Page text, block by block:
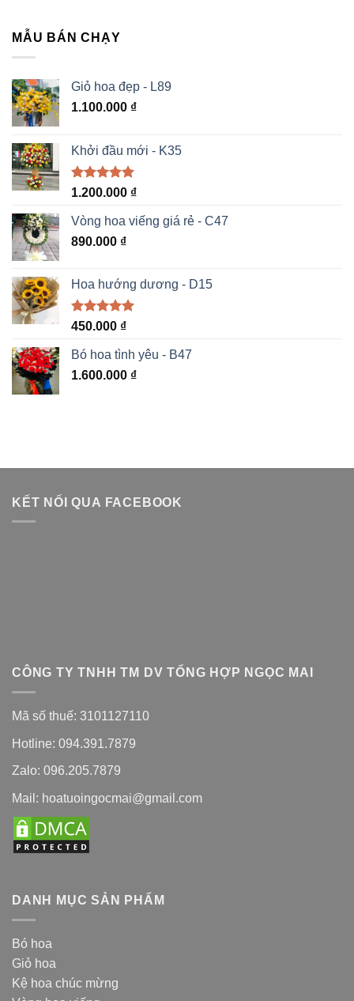
MẪU BÁN CHẠY
Giỏ hoa đẹp - L89
1.100.000 ₫
Khởi đầu mới - K35
Được xếp
5 sao
1.200.000 ₫
Vòng hoa viếng giá rẻ - C47
890.000 ₫
Hoa hướng dương - D15
Được xếp
5 sao
450.000 ₫
Bó hoa tình yêu - B47
1.600.000 ₫
KẾT NỐI QUA FACEBOOK
CÔNG TY TNHH TM DV TỔNG HỢP NGỌC MAI
Mã số thuế: 3101127110
Hotline: 094.391.7879
Zalo: 096.205.7879
Mail: hoatuoingocmai@gmail.com
DANH MỤC SẢN PHẨM
Bó hoa
Giỏ hoa
Kệ hoa chúc mừng